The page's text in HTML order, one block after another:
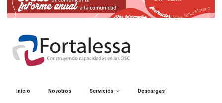
Inicio Nosotros Servicios Descargas